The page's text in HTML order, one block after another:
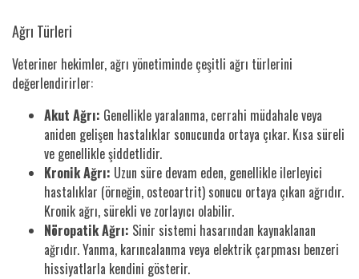
Ağrı Türleri
Veteriner hekimler, ağrı yönetiminde çeşitli ağrı türlerini
değerlendirirler:
Akut Ağrı: Genellikle yaralanma, cerrahi müdahale veya
aniden gelişen hastalıklar sonucunda ortaya çıkar. Kısa süreli
ve genellikle şiddetlidir.
Kronik Ağrı: Uzun süre devam eden, genellikle ilerleyici
hastalıklar (örneğin, osteoartrit) sonucu ortaya çıkan ağrıdır.
Kronik ağrı, sürekli ve zorlayıcı olabilir.
Nöropatik Ağrı: Sinir sistemi hasarından kaynaklanan
ağrıdır. Yanma, karıncalanma veya elektrik çarpması benzeri
hissiyatlarla kendini gösterir.